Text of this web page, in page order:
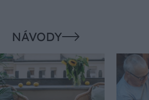
NÁVODY